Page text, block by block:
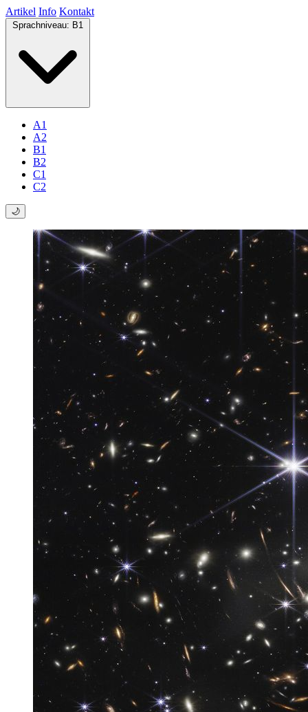
Artikel Info Kontakt
Sprachniveau: B1
A1
A2
B1
B2
C1
C2
🌙